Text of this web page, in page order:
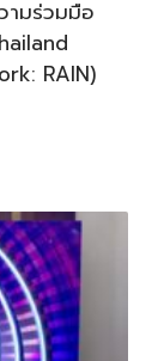
ามร่วมมือ
RAIN)